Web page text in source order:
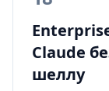
Claude
шеллу